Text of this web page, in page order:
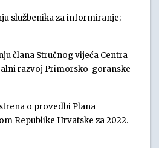
službenika za informiranje;
člana Stručnog vijeća Centra
razvoj Primorsko-goranske
o provedbi Plana
Republike Hrvatske za 2022.